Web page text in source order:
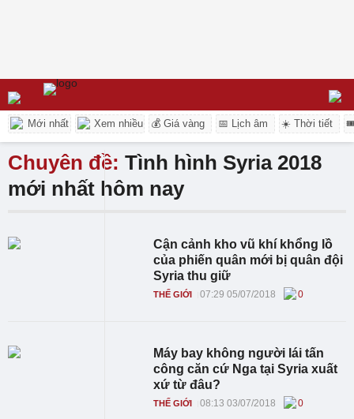
Mới nhất Xem nhiều 💰 Giá vàng 📅 Lịch âm ☀️ Thời tiết
Chuyên đề: Tình hình Syria 2018
mới nhất hôm nay
Cận cảnh kho vũ khí khổng lồ
của phiến quân mới bị quân đội
Syria thu giữ
THẾ GIỚI 07:29 05/07/2018 0
Máy bay không người lái tấn
công căn cứ Nga tại Syria xuất
xứ từ đâu?
THẾ GIỚI 08:13 03/07/2018 0